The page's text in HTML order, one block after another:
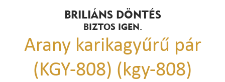
BRILIÁNS DÖNTÉS
BIZTOS IGEN.
Arany karikagyűrű pár
(KGY-808) (kgy-808)